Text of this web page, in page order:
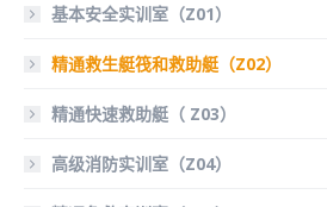
基本安全实训室（Z01）
精通救生艇筏和救助艇（Z02）
精通快速救助艇（ Z03）
高级消防实训室（Z04）